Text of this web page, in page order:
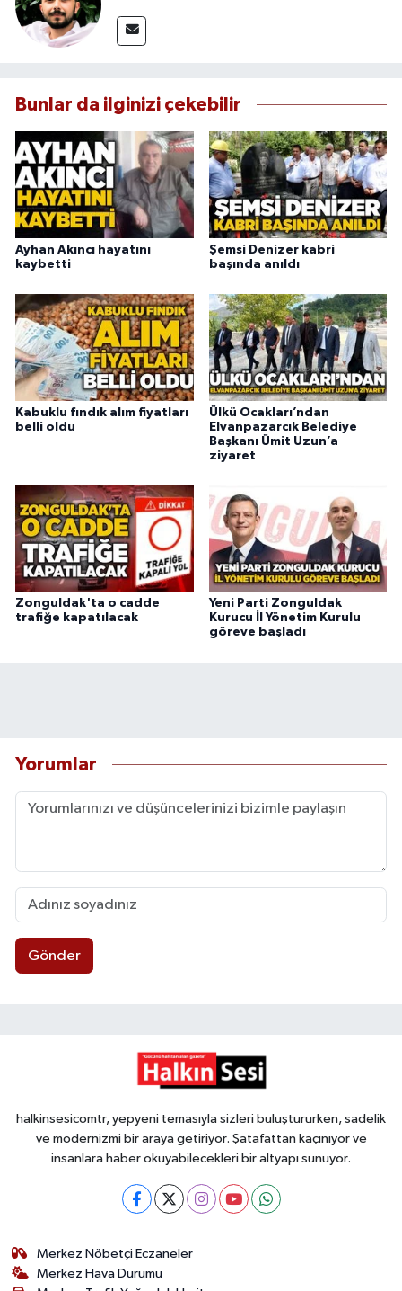
Bunlar da ilginizi çekebilir
Ayhan Akıncı hayatını
kaybetti
Şemsi Denizer kabri
başında anıldı
Kabuklu fındık alım fiyatları
belli oldu
Ülkü Ocakları’ndan
Elvanpazarcık Belediye
Başkanı Ümit Uzun’a
ziyaret
Zonguldak'ta o cadde
trafiğe kapatılacak
Yeni Parti Zonguldak
Kurucu İl Yönetim Kurulu
göreve başladı
Yorumlar
Gönder
halkinsesicomtr, yepyeni temasıyla sizleri buluştururken, sadelik
ve modernizmi bir araya getiriyor. Şatafattan kaçınıyor ve
insanlara haber okuyabilecekleri bir altyapı sunuyor.
Merkez Nöbetçi Eczaneler
Merkez Hava Durumu